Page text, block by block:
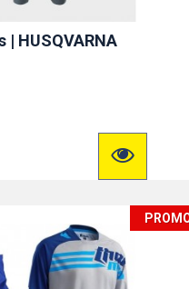
| HUSQVARNA